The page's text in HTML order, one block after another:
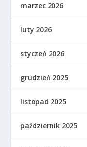
marzec 2026
luty 2026
styczeń 2026
grudzień 2025
listopad 2025
październik 2025